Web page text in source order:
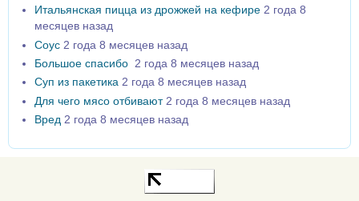
Итальянская пицца из дрожжей на кефире 2 года 8
месяцев назад
Соус 2 года 8 месяцев назад
Большое спасибо 2 года 8 месяцев назад
Суп из пакетика 2 года 8 месяцев назад
Для чего мясо отбивают 2 года 8 месяцев назад
Вред 2 года 8 месяцев назад